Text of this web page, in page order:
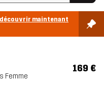
découvrir maintenant
Femme
169 €